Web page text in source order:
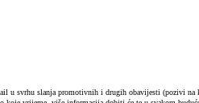
u svrhu slanja promotivnih i drugih obavijesti (pozivi